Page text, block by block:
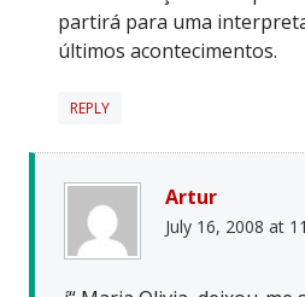
partirá para uma
últimos acontecimentos.
REPLY
Artur
July 16, 2008 at